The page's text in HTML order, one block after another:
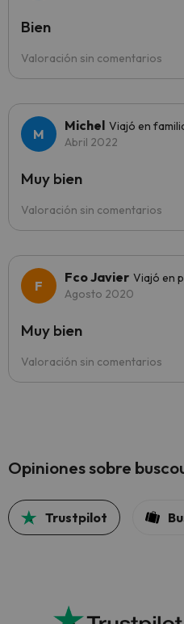
Valoración sin comentarios
Bien
Michel Viajó en
Abril 2022
Valoración sin comentarios
Muy bien
Fco Javier Viajó en
Agosto 2020
Valoración sin comentarios
Muy bien
Opiniones sobre
Trustpilot